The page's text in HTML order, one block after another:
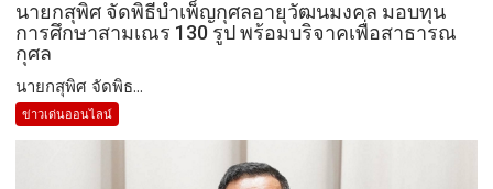
นายกสุพิศ จัดพิธีบำเพ็ญกุศลอายุวัฒนมงคล มอบทุน
การศึกษาสามเณร 130 รูป พร้อมบริจาคเพื่อสาธารณ
กุศล
นายกสุพิศ จัดพิธ...
ข่าวเด่นออนไลน์